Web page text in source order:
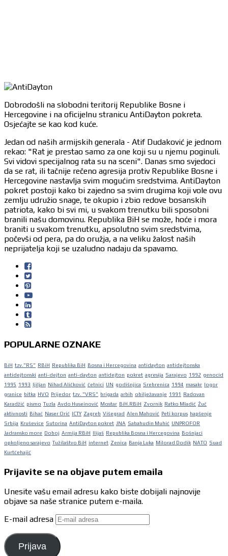
Dobrodošli na slobodni teritorij Republike Bosne i
Hercegovine i na oficijelnu stranicu AntiDayton pokreta.
Osjećajte se kao kod kuće.
Jedan od naših armijskih generala - Atif Dudaković je jednom
rekao: "Rat je prestao samo za one koji su u njemu poginuli.
Svi vidovi specijalnog rata su na sceni". Danas smo svjedoci
da se rat, ili tačnije rečeno agresija protiv Republike Bosne i
Hercegovine nastavlja svim mogućim sredstvima. AntiDayton
pokret postoji kako bi zajedno sa svim drugima koji vole ovu
zemlju udružio snage, te okupio i zbio redove bosanskih
patriota, kako bi svi mi, u svakom trenutku bili sposobni
branili našu domovinu. Republika BiH se može, hoće i mora
braniti u svakom trenutku, apsolutno svim sredstvima,
počevši od pera, pa do oružja, a na veliku žalost naših
neprijatelja koji se uzaludno nadaju da spavamo.
POPULARNE OZNAKE
BiH tzv."RS" RBiH Republika BiH Bosna i Hercegovina antidayton antidejtonska
antidejtonski anti-dejton anti-dayton antidejton pokret agresija Sarajevo 1992 genocid
1995 1993 ljiljan Nihad Aličković četnici UN godišnjica Srebrenica 1994 masakr logor
granice bitka HVO Prijedor tzv. "VRS" brigada arbih obilježavanje 1991
Radovan
Karadžić pismo Tuzla Avdo Huseinović Mostar BiH.RBiH Zvornik Ratko Mladić Žuč
aktivnosti Bihać Naser Orić ICTY Zagreb Višegrad Alen Mahović Peti korpus hapšenje
Srbija Kruševice Sutorina AntiDayton pokret JNA Sabahudin Muhić UNPROFOR
Jadransko more Doboj Armija RBiH Ilijaš Republika Bosna i Hercegovina Bošnjaci
opkoljeno sarajevo Tužilaštvo BiH internet Zenica Banja Luka Milorad Dodik NATO Suad
Kurtćehajić
Prijavite se na objave putem emaila
Unesite vašu email adresu kako biste dobijali najnovije
objave sa naše stranice putem e-maila.
E-mail adresa
Prijava